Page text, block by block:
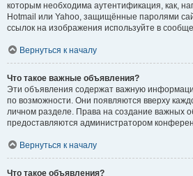
которым необходима аутентификация, как,
Hotmail или Yahoo, защищённые паролями
ссылок на изображения используйте в
Вернуться к началу
Что такое важные объявления?
Эти объявления содержат важную
по возможности. Они появляются вверху
личном разделе. Права на создание важных
предоставляются администратором
Вернуться к началу
Что такое объявления?